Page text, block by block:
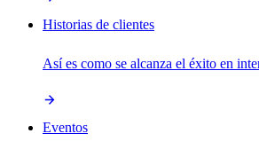
Historias de clientes
Así es como se alcanza el éxito en
Eventos